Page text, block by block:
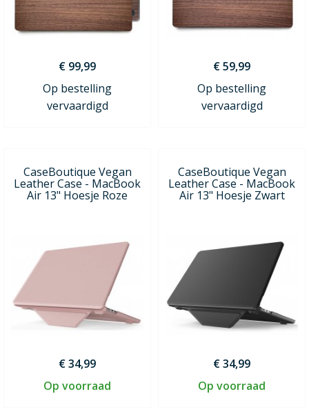
€ 99,99
Op bestelling
vervaardigd
€ 59,99
Op bestelling
vervaardigd
CaseBoutique Vegan
Leather Case - MacBook
Air 13" Hoesje Roze
€ 34,99
Op voorraad
CaseBoutique Vegan
Leather Case - MacBook
Air 13" Hoesje Zwart
€ 34,99
Op voorraad